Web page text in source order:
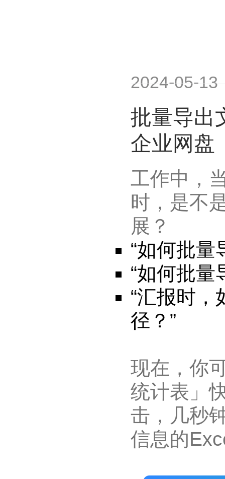
2024-05-13
批量导出
企业网盘
工作中，
时，是不
展？
“如何批量
“如何批量
“汇报时
径？”
现在，你
统计表」
击，几秒
信息的